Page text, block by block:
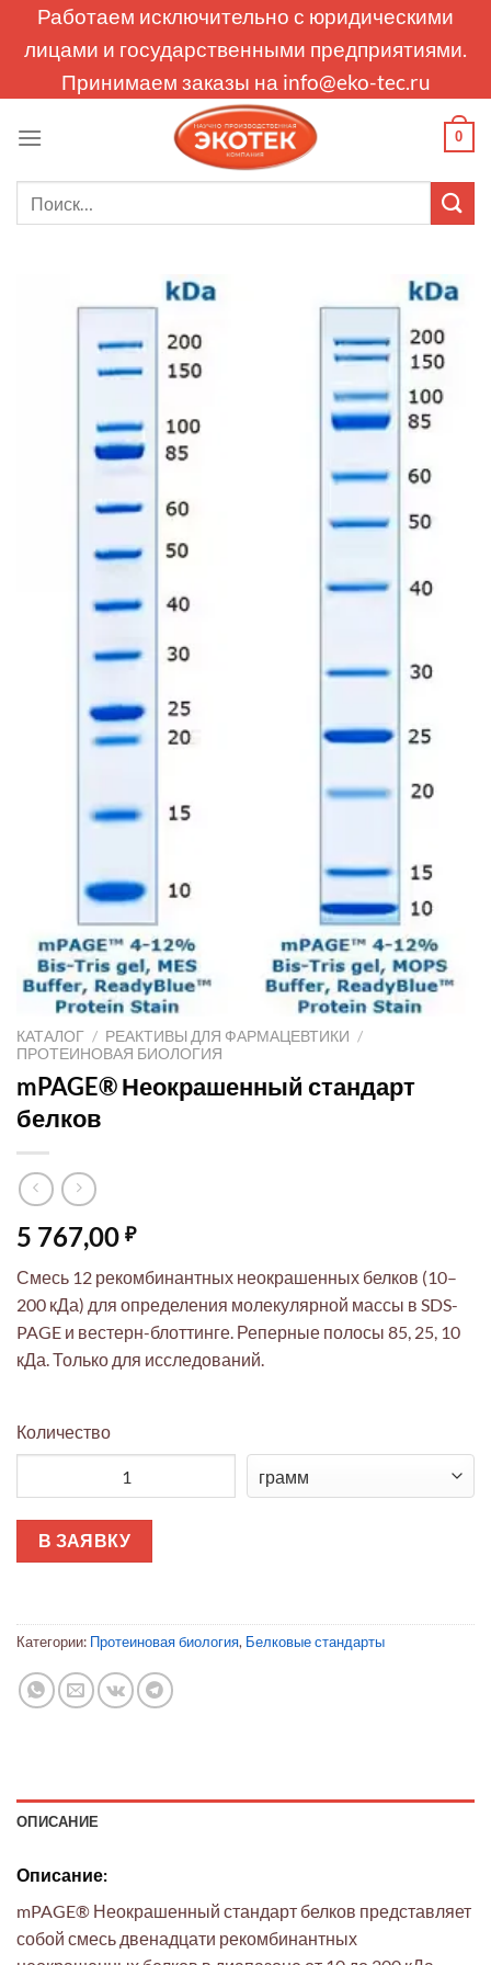
Работаем исключительно с юридическими
лицами и государственными предприятиями.
Принимаем заказы на info@eko-tec.ru
0
КАТАЛОГ / РЕАКТИВЫ ДЛЯ ФАРМАЦЕВТИКИ /
ПРОТЕИНОВАЯ БИОЛОГИЯ
mPAGE® Неокрашенный стандарт
белков
5 767,00 ₽
Смесь 12 рекомбинантных неокрашенных белков (10–
200 кДа) для определения молекулярной массы в SDS-
PAGE и вестерн-блоттинге. Реперные полосы 85, 25, 10
кДа. Только для исследований.
Количество
В ЗАЯВКУ
Категории: Протеиновая биология, Белковые стандарты
ОПИСАНИЕ
Описание:
mPAGE® Неокрашенный стандарт белков представляет
собой смесь двенадцати рекомбинантных